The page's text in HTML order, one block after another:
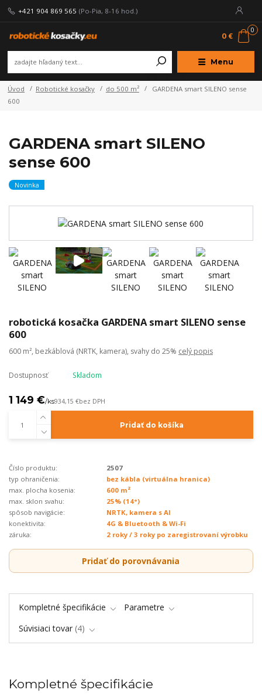
Menu
+421 904 869 565 (Po-Pia, 8-16 hod.)
0
0 €
Úvod Robotické kosačky do 500 m²
GARDENA smart SILENO sense
600
GARDENA smart SILENO
sense 600
Novinka
robotická kosačka GARDENA smart SILENO sense
600
600 m², bezkáblová (NRTK, kamera), svahy do 25% celý popis
Dostupnosť Skladom
1 149 €/ks934,15 €bez DPH
Pridať do košíka
Číslo produktu:
2507
typ ohraničenia:
bez kábla (virtuálna hranica)
max. plocha kosenia:
600 m²
max. sklon svahu:
25% (14°)
spôsob navigácie:
NRTK, kamera s AI
konektivita:
4G & Bluetooth & Wi-Fi
záruka:
2 roky / 3 roky po zaregistrovaní výrobku
Pridať do porovnávania
Kompletné špecifikácie
Parametre
Súvisiaci tovar 4
Kompletné špecifikácie